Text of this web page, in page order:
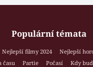
Populární témata
Nejlepší filmy 2024 Nejlepší
času
Partie Počasí
Kdy